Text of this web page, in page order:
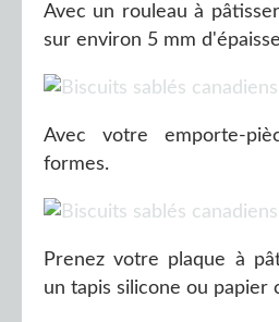
Avec un rouleau à
sur environ 5 mm
Avec votre emporte-
formes.
Prenez votre plaque à
un tapis silicone ou papier